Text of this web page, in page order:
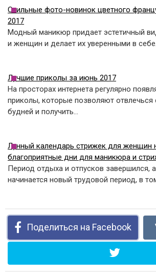
Стильные фото-новинок цветного
2017
Модный маникюр придает эстетичный
и женщин и делает их уверенными в
Лучшие приколы за июнь 2017
На просторах интернета регулярно
приколы, которые позволяют отвлечься
будней и получить…
Лунный календарь стрижек для женщин
благоприятные дни для маникюра и
Период отдыха и отпусков завершился, а
начинается новый трудовой период, в
Поделиться на Facebook